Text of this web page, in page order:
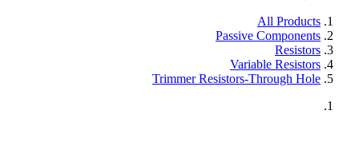
All Products
Passive Components
Resistors
Variable Resistors
Trimmer Resistors-Through Hole